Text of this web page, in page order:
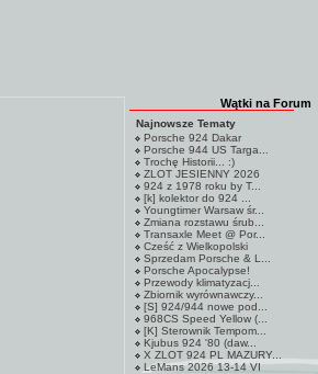
Wątki na Forum
Najnowsze Tematy
Porsche 924 Dakar
Porsche 944 US Targa...
Trochę Historii... :)
ZLOT JESIENNY 2026
924 z 1978 roku by T...
[k] kolektor do 924 ...
Youngtimer Warsaw śr...
Zmiana rozstawu śrub...
Transaxle Meet @ Por...
Cześć z Wielkopolski
Sprzedam Porsche & L...
Porsche Apocalypse!
Przewody klimatyzacj...
Zbiornik wyrównawczy...
[S] 924/944 nowe pod...
968CS Speed Yellow (...
[K] Sterownik Tempom...
Kjubus 924 '80 (daw...
X ZLOT 924 PL MAZURY...
LeMans 2026 13-14 VI